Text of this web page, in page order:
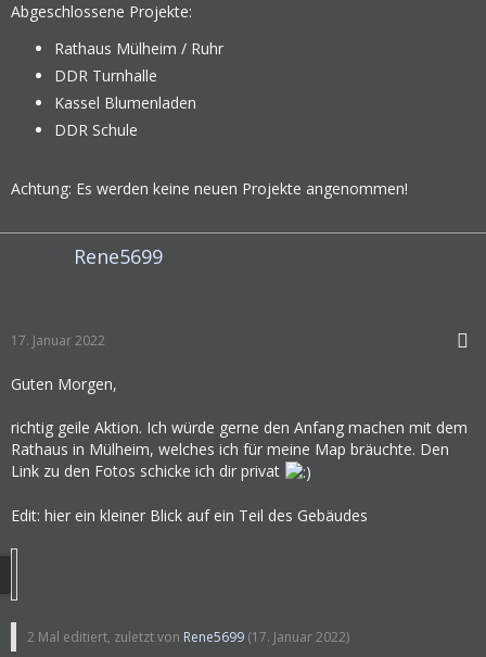
Abgeschlossene Projekte:
Rathaus Mülheim / Ruhr
DDR Turnhalle
Kassel Blumenladen
DDR Schule
Achtung: Es werden keine neuen Projekte angenommen!
Rene5699
17. Januar 2022
Guten Morgen,
richtig geile Aktion. Ich würde gerne den Anfang machen mit dem
Rathaus in Mülheim, welches ich für meine Map bräuchte. Den
Link zu den Fotos schicke ich dir privat
Edit: hier ein kleiner Blick auf ein Teil des Gebäudes
2 Mal editiert, zuletzt von Rene5699 (17. Januar 2022)